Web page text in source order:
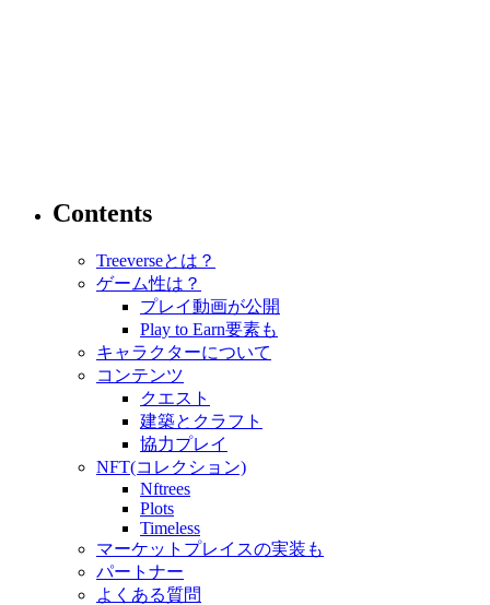
Contents
Treeverseとは？
ゲーム性は？
プレイ動画が公開
Play to Earn要素も
キャラクターについて
コンテンツ
クエスト
建築とクラフト
協力プレイ
NFT(コレクション)
Nftrees
Plots
Timeless
マーケットプレイスの実装も
パートナー
よくある質問